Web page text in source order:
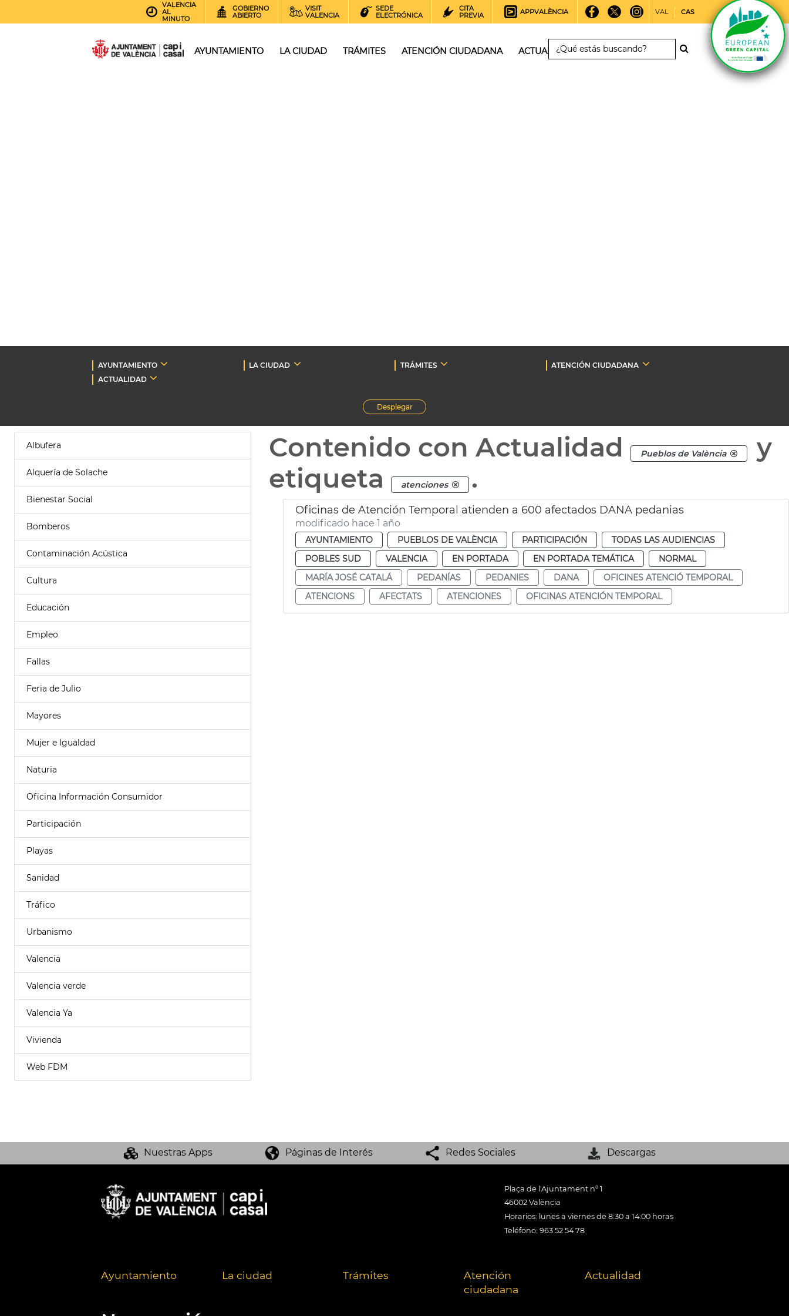
VALENCIA
AL
MINUTO
GOBIERNO
ABIERTO
VISIT
VALENCIA
SEDE
ELECTRÓNICA
CITA
PREVIA
APPVALÈNCIA VAL CAS
AYUNTAMIENTO LA CIUDAD TRÁMITES ATENCIÓN CIUDADANA ACTUALIDAD
AYUNTAMIENTO LA CIUDAD TRÁMITES
ATENCIÓN CIUDADANA
ACTUALIDAD
Desplegar
Albufera
Alquería de Solache
Bienestar Social
Bomberos
Contaminación Acústica
Cultura
Educación
Empleo
Fallas
Feria de Julio
Mayores
Mujer e Igualdad
Naturia
Oficina Información Consumidor
Participación
Playas
Sanidad
Tráfico
Urbanismo
Valencia
Valencia verde
Valencia Ya
Vivienda
Web FDM
Contenido con Actualidad Pueblos de València
y
etiqueta
atenciones .
Oficinas de Atención Temporal atienden a 600 afectados DANA pedanias
modificado hace 1 año
AYUNTAMIENTO PUEBLOS DE VALÈNCIA PARTICIPACIÓN
TODAS LAS AUDIENCIAS
POBLES SUD
VALENCIA EN PORTADA EN PORTADA TEMÁTICA
NORMAL
MARÍA JOSÉ CATALÁ
PEDANÍAS PEDANIES DANA
OFICINES ATENCIÓ TEMPORAL
ATENCIONS
AFECTATS ATENCIONES OFICINAS ATENCIÓN TEMPORAL
Nuestras Apps Páginas de Interés Redes Sociales Descargas
Plaça de l'Ajuntament nº 1
46002 València
Horarios: lunes a viernes de 8:30 a 14:00 horas
Teléfono: 963 52 54 78
Ayuntamiento La ciudad Trámites
Atención
ciudadana
Actualidad